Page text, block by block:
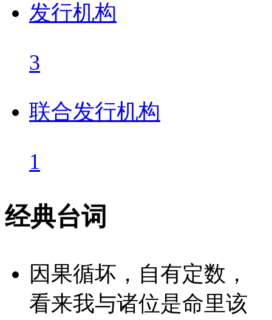
发行机构
3
联合发行机构
1
经典台词
因果循坏，自有定数，
看来我与诸位是命里该